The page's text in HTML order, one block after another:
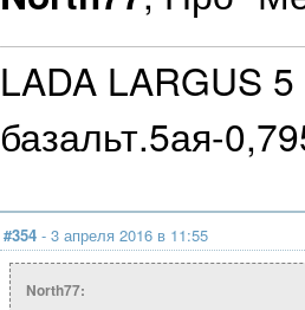
LADA LARGUS
базальт.5ая-
#354 - 3 апреля 2016 в 11:55
North77: